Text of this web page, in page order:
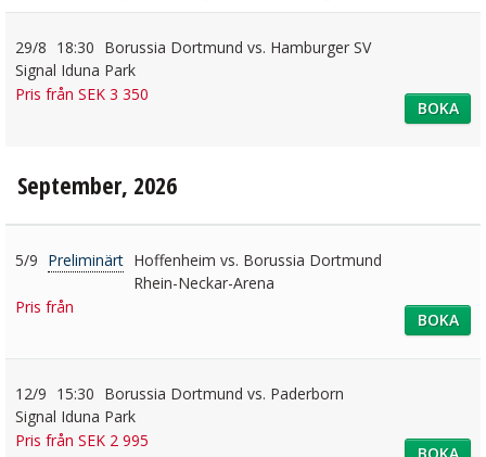
29/8 18:30 Borussia Dortmund vs. Hamburger SV
Signal Iduna Park
Pris från SEK 3 350
BOKA
September, 2026
5/9 Preliminärt Hoffenheim vs. Borussia Dortmund
Rhein-Neckar-Arena
Pris från
BOKA
12/9 15:30 Borussia Dortmund vs. Paderborn
Signal Iduna Park
Pris från SEK 2 995